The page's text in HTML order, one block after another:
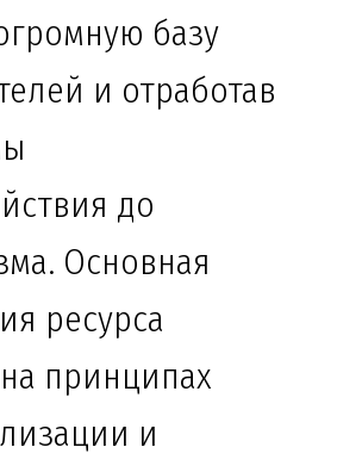
базу
и отработав
до
Основная
ресурса
принципах
и